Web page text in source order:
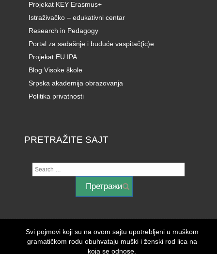
Projekat KEY Erasmus+
Istraživačko – edukativni centar
Research in Pedagogy
Portal za sadašnje i buduće vaspitač(ic)e
Projekat EU IPA
Blog Visoke škole
Srpska akademija obrazovanja
Politika privatnosti
PRETRAŽITE SAJT
Svi pojmovi koji su na ovom sajtu upotrebljeni u muškom
gramatičkom rodu obuhvataju muški i ženski rod lica na
koja se odnose.